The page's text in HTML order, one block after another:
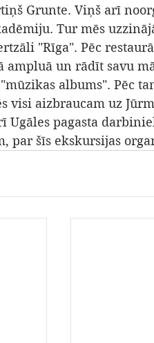
Grunte. Viņš arī
Tur mēs
"Rīga". Pēc
ampluā un rādīt savu
albums". Pēc
visi aizbraucam uz
Ugāles pagasta
par šīs ekskursijas